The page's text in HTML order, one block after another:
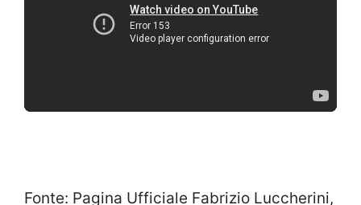
Fonte: Pagina Ufficiale Fabrizio Luccherini,